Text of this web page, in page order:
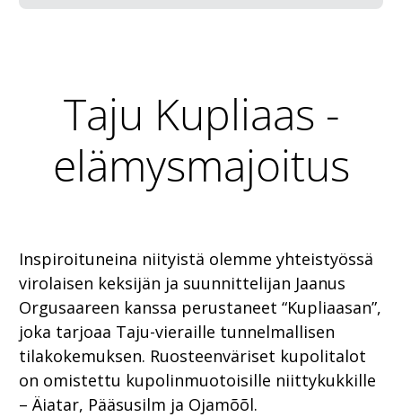
Taju Kupliaas -
elämysmajoitus
Inspiroituneina niityistä olemme yhteistyössä
virolaisen keksijän ja suunnittelijan Jaanus
Orgusaareen kanssa perustaneet “Kupliaasan”,
joka tarjoaa Taju-vieraille tunnelmallisen
tilakokemuksen. Ruosteenväriset kupolitalot
on omistettu kupolinmuotoisille niittykukkille
– Äiatar, Pääsusilm ja Ojamõõl.